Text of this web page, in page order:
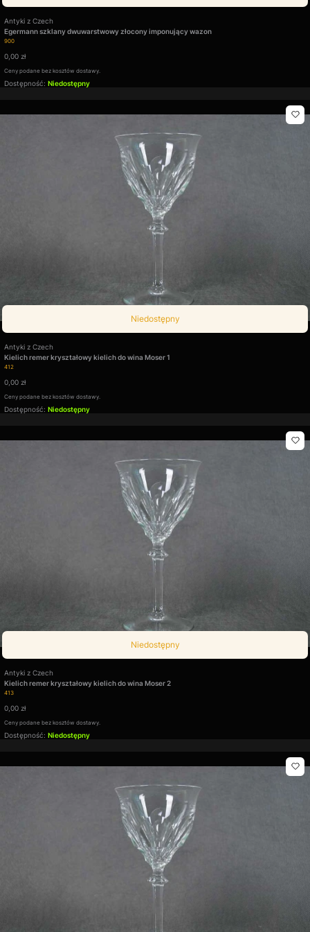
Kod produktu
900
Egermann szklany dwuwarstwowy złocony imponujący wazon
Producent
Antyki z Czech
Cena
0,00 zł
Ceny podane bez kosztów dostawy.
Dostępność: Niedostępny
Niedostępny
Kod produktu
412
Kielich remer kryształowy kielich do wina Moser 1
Producent
Antyki z Czech
Cena
0,00 zł
Ceny podane bez kosztów dostawy.
Dostępność: Niedostępny
Niedostępny
Kod produktu
413
Kielich remer kryształowy kielich do wina Moser 2
Producent
Antyki z Czech
Cena
0,00 zł
Ceny podane bez kosztów dostawy.
Dostępność: Niedostępny